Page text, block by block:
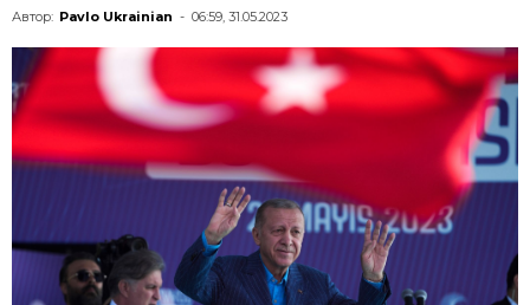
Автор: Pavlo Ukrainian - 06:59, 31.05.2023